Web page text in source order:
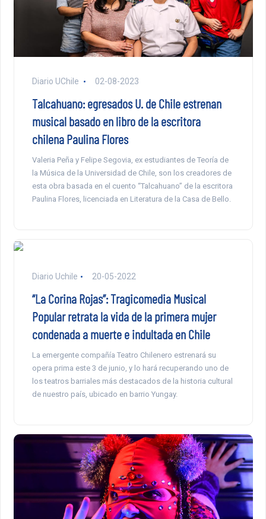
Diario UChile 02-08-2023
Talcahuano: egresados U. de Chile estrenan
musical basado en libro de la escritora
chilena Paulina Flores
Valeria Peña y Felipe Segovia, ex estudiantes de Teoría de
la Música de la Universidad de Chile, son los creadores de
esta obra basada en el cuento “Talcahuano” de la escritora
Paulina Flores, licenciada en Literatura de la Casa de Bello.
Diario Uchile 20-05-2022
“La Corina Rojas”: Tragicomedia Musical
Popular retrata la vida de la primera mujer
condenada a muerte e indultada en Chile
La emergente compañía Teatro Chilenero estrenará su
opera prima este 3 de junio, y lo hará recuperando uno de
los teatros barriales más destacados de la historia cultural
de nuestro país, ubicado en barrio Yungay.